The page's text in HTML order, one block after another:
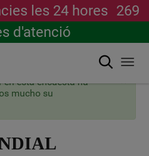
les 24 hores 269
d'atenció
Cerca
×
esta encuesta ha
mucho su